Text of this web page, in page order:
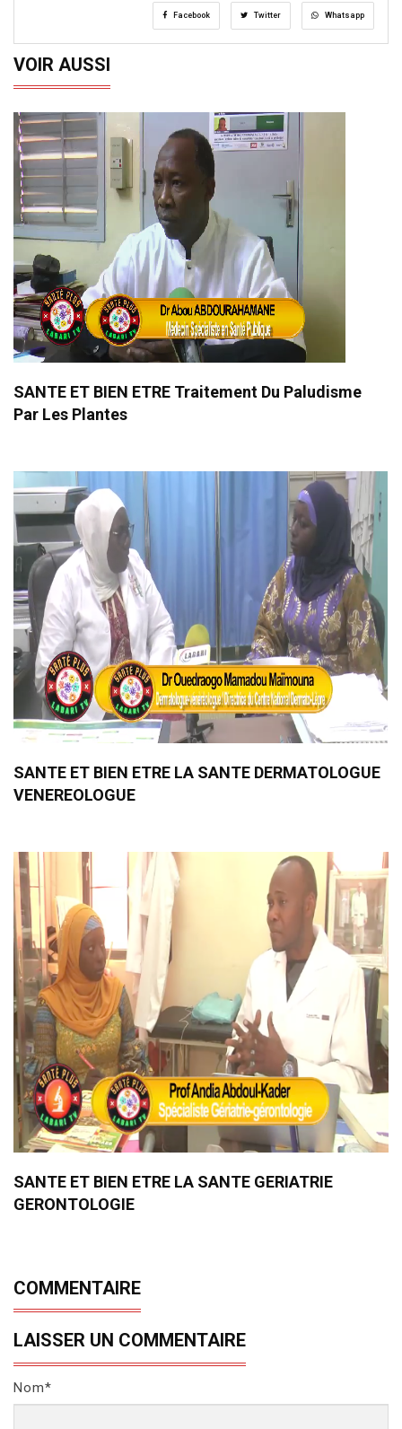
Facebook Twitter Whatsapp
VOIR AUSSI
SANTE ET BIEN ETRE Traitement Du Paludisme
Par Les Plantes
SANTE ET BIEN ETRE LA SANTE DERMATOLOGUE
VENEREOLOGUE
SANTE ET BIEN ETRE LA SANTE GERIATRIE
GERONTOLOGIE
COMMENTAIRE
LAISSER UN COMMENTAIRE
Nom*